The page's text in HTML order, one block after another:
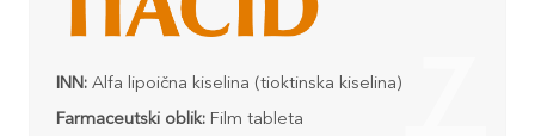
INN:Alfa lipoična kiselina (tioktinska kiselina)
Farmaceutski oblik: Film tableta